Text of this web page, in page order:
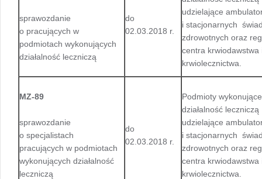
sprawozdanie
o pracujących w
podmiotach wykonujących
działalność leczniczą
do
02.03.2018 r.
udzielające
i stacjonarnych
zdrowotnych oraz
centra krwiodawstwa
krwiolecznictwa.
MZ-89
sprawozdanie
o specjalistach
pracujących w podmiotach
wykonujących działalność
leczniczą
do
02.03.2018 r.
Podmioty wykonujące
działalność leczniczą
udzielające
i stacjonarnych
zdrowotnych oraz
centra krwiodawstwa
krwiolecznictwa.